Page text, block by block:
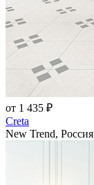
от 1 435 ₽
Creta
New Trend, Россия